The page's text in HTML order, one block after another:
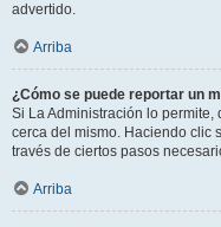
advertido.
Arriba
¿Cómo se puede reportar un
Si La Administración lo
cerca del mismo. Haciendo clic
través de ciertos pasos
Arriba